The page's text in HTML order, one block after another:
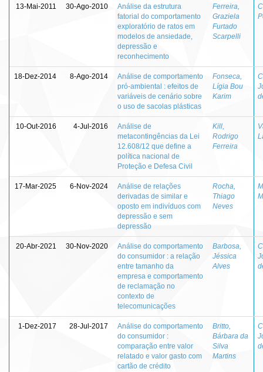
13-Mai-2011 30-Ago-2010
Análise da estrutura
fatorial do comportamento
exploratório de ratos em
modelos de ansiedade,
depressão e
reconhecimento
Ferreira,
Graziela
Furtado
Scarpelli
18-Dez-2014 8-Ago-2014
Análise de comportamento
pró-ambiental : efeitos de
variáveis de cenário sobre
o uso de sacolas plásticas
Fonseca,
Lígia Bou
Karim
10-Out-2016 4-Jul-2016
Análise de
metacontingências da Lei
12.608/12 que define a
política nacional de
Proteção e Defesa Civil
Kill,
Rodrigo
Ferreira
17-Mar-2025 6-Nov-2024
Análise de relações
derivadas de similar e
oposto em indivíduos com
depressão e sem
depressão
Rocha,
Thiago
Neves
20-Abr-2021 30-Nov-2020
Análise do comportamento
do consumidor : a relação
entre tamanho da
empresa e comportamento
de reclamação no
contexto de
telecomunicações
Barbosa,
Jéssica
Alves
1-Dez-2017 28-Jul-2017
Análise do comportamento
do consumidor :
comparação entre valor
relatado e valor gasto com
cartão de crédito
Britto,
Bárbara da
Silva
Martins